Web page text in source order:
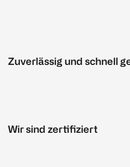
Zuverlässig und schnell
Wir sind zertifiziert